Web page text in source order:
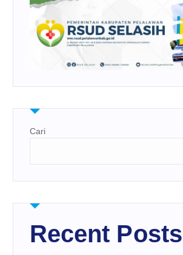
Cari
Recent Posts